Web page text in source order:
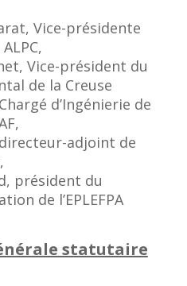
Vice-présidente
Vice-président du
de la Creuse
d’Ingénierie de
adjoint de
président du
de l’EPLEFPA
statutaire